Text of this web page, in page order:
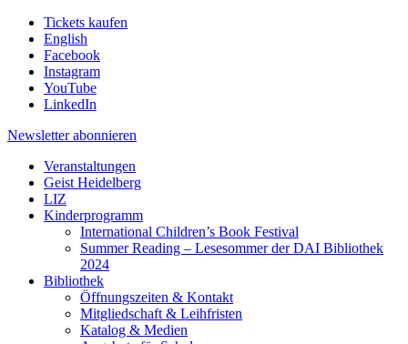
Tickets kaufen
English
Facebook
Instagram
YouTube
LinkedIn
Newsletter abonnieren
Veranstaltungen
Geist Heidelberg
LIZ
Kinderprogramm
International Children’s Book Festival
Summer Reading – Lesesommer der DAI Bibliothek
2024
Bibliothek
Öffnungszeiten & Kontakt
Mitgliedschaft & Leihfristen
Katalog & Medien